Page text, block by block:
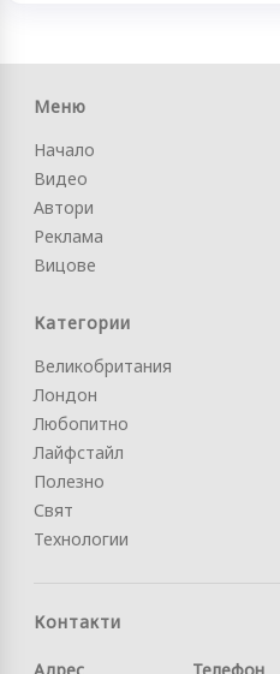
Меню
Начало
Видео
Автори
Реклама
Вицове
Категории
Великобритания
Лондон
Любопитно
Лайфстайл
Полезно
Свят
Технологии
Контакти